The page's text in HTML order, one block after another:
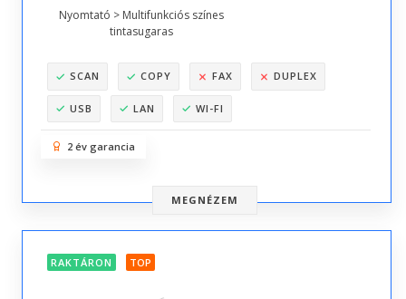
Nyomtató > Multifunkciós színes
tintasugaras
SCAN COPY FAX DUPLEX
USB LAN WI-FI
2 év garancia
MEGNÉZEM
RAKTÁRON TOP